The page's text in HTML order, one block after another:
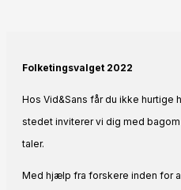
Folketingsvalget 2022
Hos Vid&Sans får du ikke hurtige
stedet inviterer vi dig med
taler.
Med hjælp fra forskere inden for